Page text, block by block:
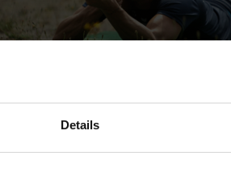
Details
dann letzte Vorbereitungswoche. Nach
Mittwoch beim HSC 2000 Coburg, ehe
verteidigen wollen – 2017 pausierte